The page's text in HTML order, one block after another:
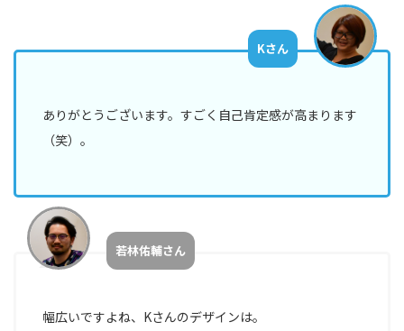
Kさん
ありがとうございます。すごく自己肯定感が高まります
（笑）。
若林佑輔さん
幅広いですよね、Kさんのデザインは。